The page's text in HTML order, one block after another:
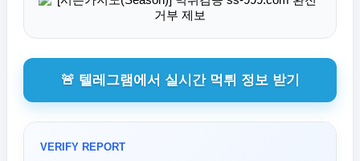
🚨 텔레그램에서 실시간 먹튀 정보 받기
VERIFY REPORT